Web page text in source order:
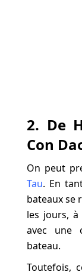
2. De
Con
On peut
Tau. En
bateaux se
les jours,
avec une
bateau.
Toutefois,